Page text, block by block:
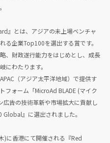
』とは、アジアの未上場ベンチャ
る企業Top100を選出する賞です。
、財政遂行能力をはじめとし、成長
にわたります。
（アジア太平洋地域）で提供す
フォーム「MicroAd BLADE (マイク
告の技術革新や市場拡大に貢献し
』に選出されました。
)に香港にて開催される『Red